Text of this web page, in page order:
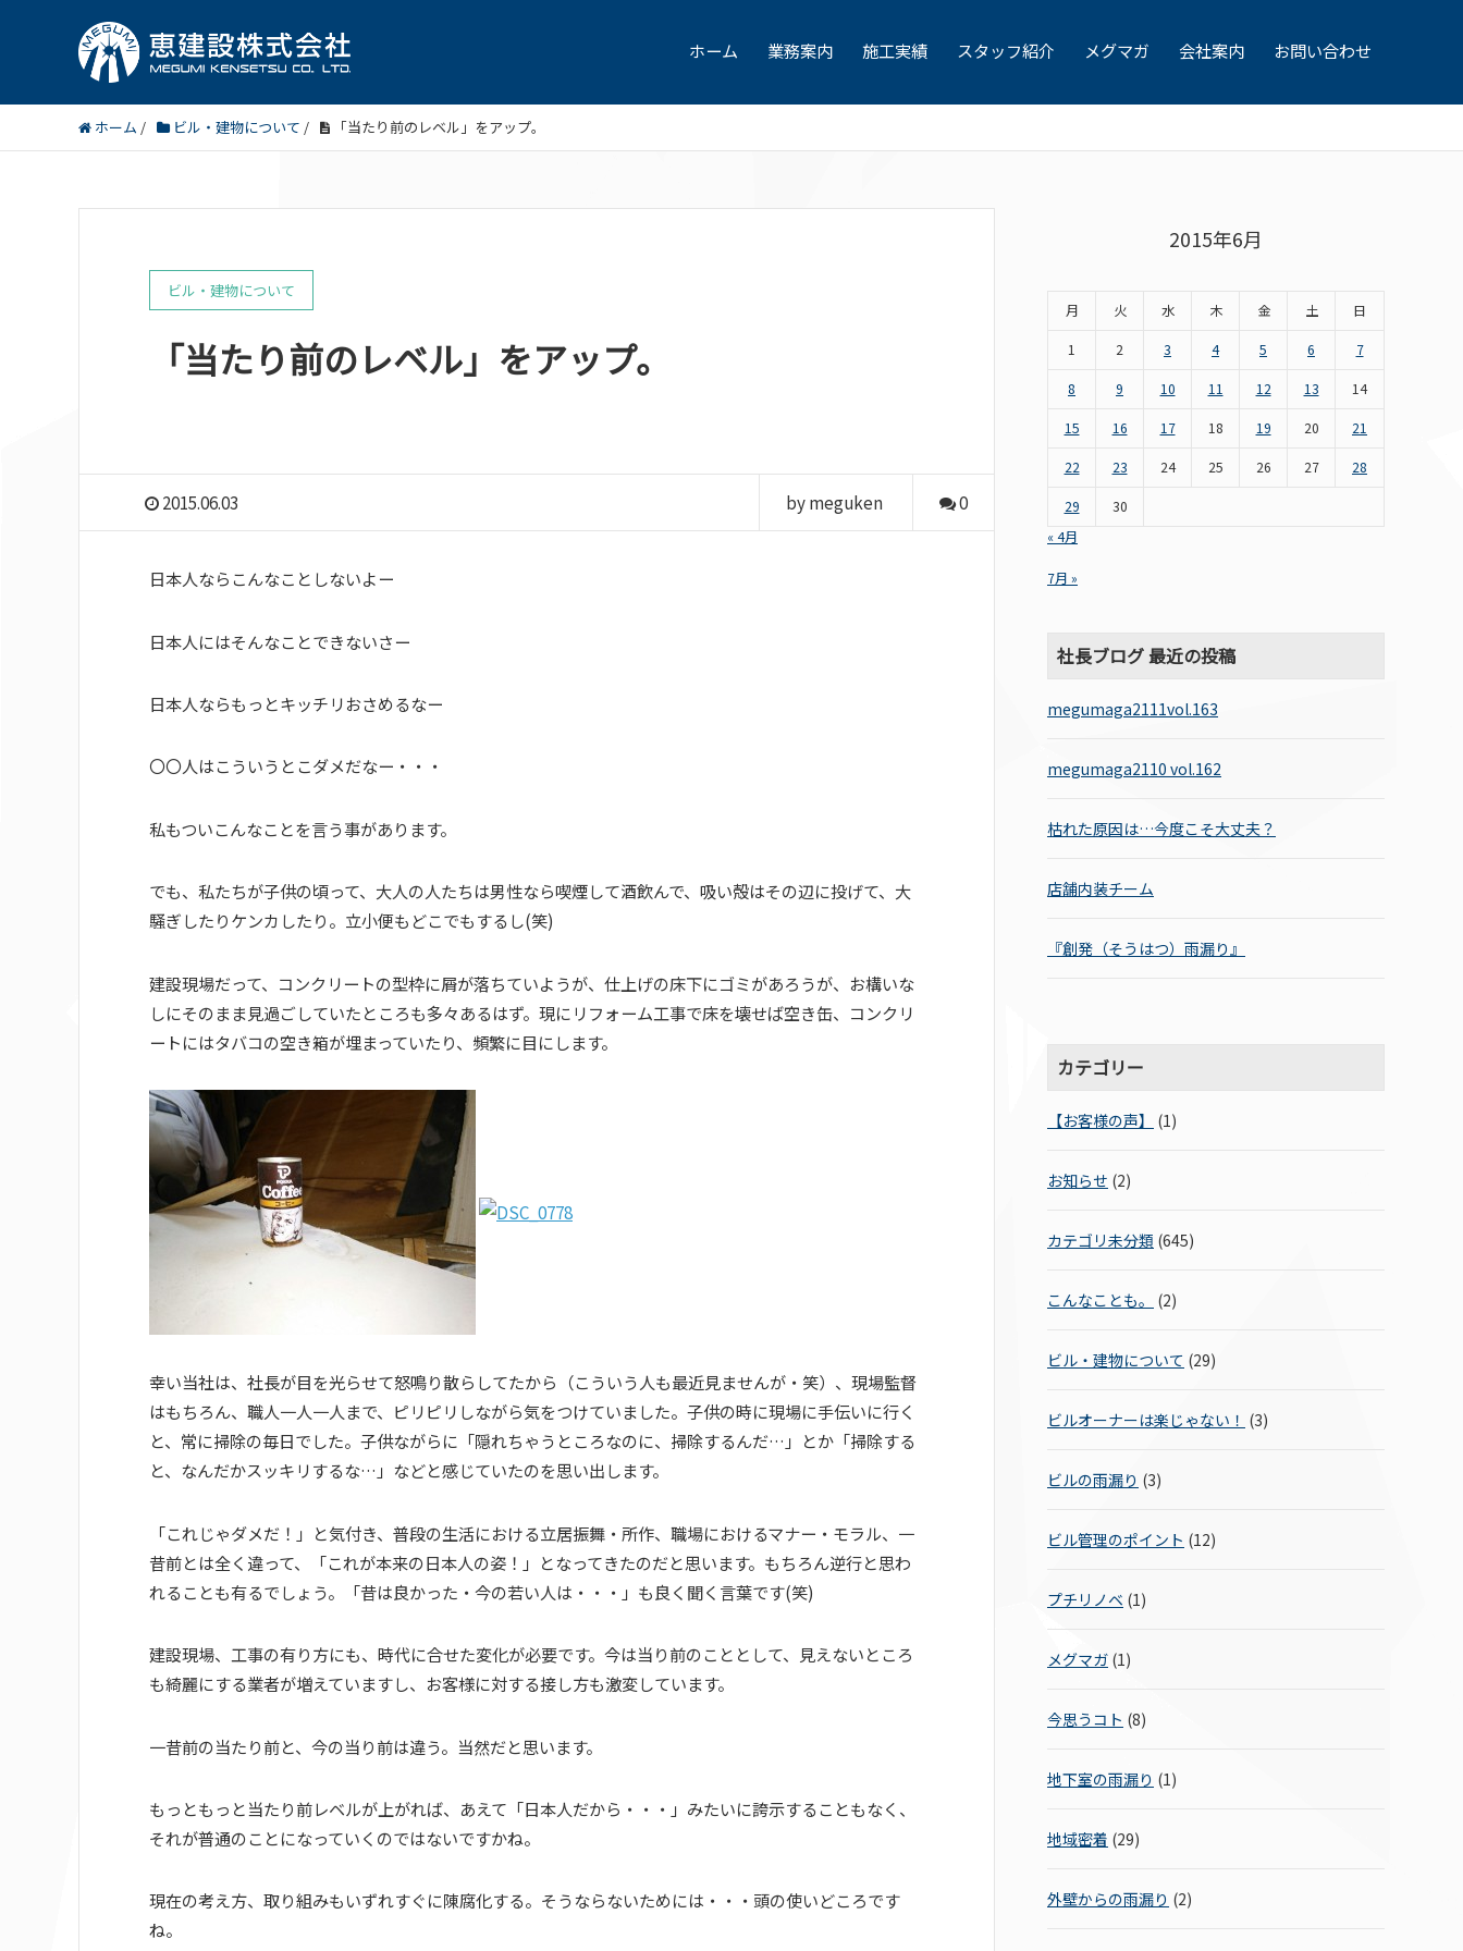
ホーム 業務案内 施工実績 スタッフ紹介 メグマガ 会社案内 お問い合わせ
ホーム / ビル・建物について / 「当たり前のレベル」をアップ。
ビル・建物について
「当たり前のレベル」をアップ。
2015.06.03 by meguken 0
日本人ならこんなことしないよー
日本人にはそんなことできないさー
日本人ならもっとキッチリおさめるなー
〇〇人はこういうとこダメだなー・・・
私もついこんなことを言う事があります。
でも、私たちが子供の頃って、大人の人たちは男性なら喫煙して酒飲んで、吸い殻はその辺に投げて、大
騒ぎしたりケンカしたり。立小便もどこでもするし(笑)
建設現場だって、コンクリートの型枠に屑が落ちていようが、仕上げの床下にゴミがあろうが、お構いな
しにそのまま見過ごしていたところも多々あるはず。現にリフォーム工事で床を壊せば空き缶、コンクリ
ートにはタバコの空き箱が埋まっていたり、頻繁に目にします。
幸い当社は、社長が目を光らせて怒鳴り散らしてたから（こういう人も最近見ませんが・笑）、現場監督
はもちろん、職人一人一人まで、ピリピリしながら気をつけていました。子供の時に現場に手伝いに行く
と、常に掃除の毎日でした。子供ながらに「隠れちゃうところなのに、掃除するんだ…」とか「掃除する
と、なんだかスッキリするな…」などと感じていたのを思い出します。
「これじゃダメだ！」と気付き、普段の生活における立居振舞・所作、職場におけるマナー・モラル、一
昔前とは全く違って、「これが本来の日本人の姿！」となってきたのだと思います。もちろん逆行と思わ
れることも有るでしょう。「昔は良かった・今の若い人は・・・」も良く聞く言葉です(笑)
建設現場、工事の有り方にも、時代に合せた変化が必要です。今は当り前のこととして、見えないところ
も綺麗にする業者が増えていますし、お客様に対する接し方も激変しています。
一昔前の当たり前と、今の当り前は違う。当然だと思います。
もっともっと当たり前レベルが上がれば、あえて「日本人だから・・・」みたいに誇示することもなく、
それが普通のことになっていくのではないですかね。
現在の考え方、取り組みもいずれすぐに陳腐化する。そうならないためには・・・頭の使いどころです
ね。
2015年6月
月 火 水 木 金 土
日
1
2 3 4 5 6
7
8
9 10 11 12 13
14
15
16 17 18 19 20
21
22
23 24 25 26 27
28
29
30
« 4月
7月 »
社長ブログ 最近の投稿
megumaga2111vol.163
megumaga2110 vol.162
枯れた原因は…今度こそ大丈夫？
店舗内装チーム
『創発（そうはつ）雨漏り』
カテゴリー
【お客様の声】 (1)
お知らせ (2)
カテゴリ未分類 (645)
こんなことも。 (2)
ビル・建物について (29)
ビルオーナーは楽じゃない！ (3)
ビルの雨漏り (3)
ビル管理のポイント (12)
プチリノベ (1)
メグマガ (1)
今思うコト (8)
地下室の雨漏り (1)
地域密着 (29)
外壁からの雨漏り (2)